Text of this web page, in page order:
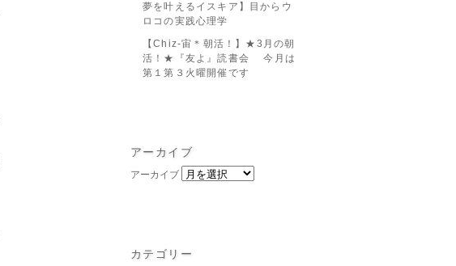
夢を叶えるイスキア】目からウ
ロコの実践心理学
【Chiz-宙＊朝活！】★3月の朝
活！★『友よ』読書会 今月は
第１第３火曜開催です
アーカイブ
アーカイブ
カテゴリー